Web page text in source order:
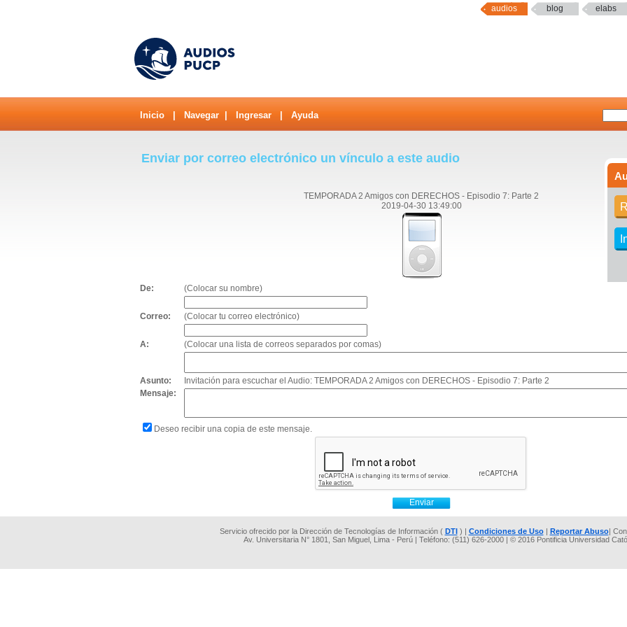
audios blog elabs
Inicio Navegar Ingresar Ayuda
Enviar por correo electrónico un vínculo a este audio
TEMPORADA 2 Amigos con DERECHOS - Episodio 7: Parte 2
2019-04-30 13:49:00
De: (Colocar su nombre)
Correo: (Colocar tu correo electrónico)
A: (Colocar una lista de correos separados por comas)
Asunto:
Invitación para escuchar el Audio: TEMPORADA 2 Amigos con DERECHOS - Episodio 7: Parte 2
Mensaje:
Deseo recibir una copia de este mensaje.
Servicio ofrecido por la Dirección de Tecnologías de Información ( DTI) | Condiciones de Uso| Reportar Abuso|
Av. Universitaria N° 1801, San Miguel, Lima - Perú | Teléfono: (511) 626-2000 | © 2016 Pontificia Universidad